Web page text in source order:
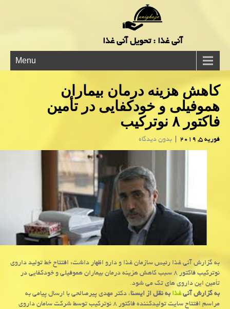
آنی غذا : تحویل آنی غذا
Menu
كاهش هزینه درمان بیماران
هموفیلی و خودكفایی در تأمین
فاكتور ۸ نوتركیب
فوریه 5, 2019 | بدون دیدگاه
به گزارش آنی غذا رئیس سازمان غذا و دارو اظهار داشت: افتتاح خط تولید داروی
نوتركیب فاكتور ۸ سبب كاهش هزینه درمان بیماران هموفیلی و خودكفایی در
تأمین این داروی های تك می شود.
به گزارش آنیغذابه نقل از ایسنا، دكتر مهدی پیرصالحی با ارسال پیامی به
مراسم افتتاح سایت تولیدكننده فاكتور ۸ نوتركیب توسط شركت سامان داروی